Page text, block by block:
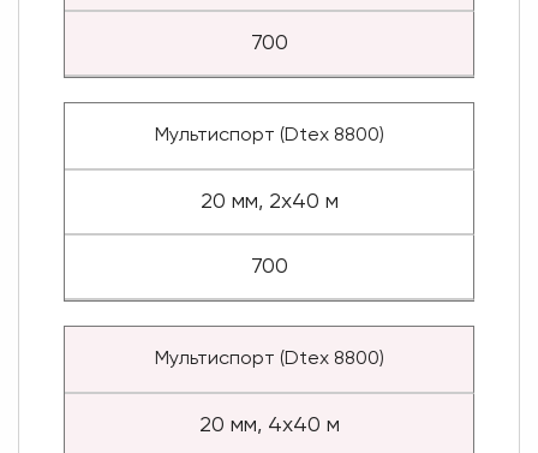
700
Мультиспорт (Dtex 8800)
20 мм, 2x40 м
700
Мультиспорт (Dtex 8800)
20 мм, 4x40 м